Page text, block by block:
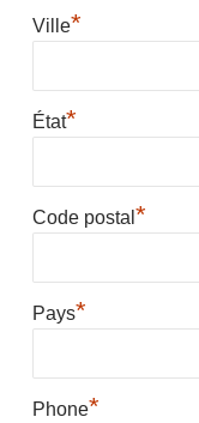
Ville*
État*
Code postal *
Pays*
Phone*